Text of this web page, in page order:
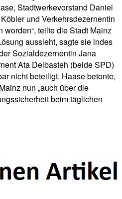
Stadtwerkevorstand Daniel
und Verkehrsdezernentin
teilte die Stadt Mainz
aussieht, sagte sie indes
Sozialdezernentin Jana
Ata Delbasteh (beide SPD)
nicht beteiligt. Haase betonte,
nun „auch über die
beim täglichen